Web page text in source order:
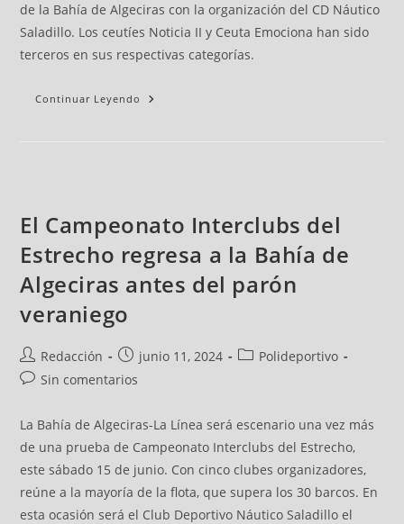
de la Bahía de Algeciras con la organización del CD Náutico
Saladillo. Los ceutíes Noticia II y Ceuta Emociona han sido
terceros en sus respectivas categorías.
Continuar Leyendo
El Campeonato Interclubs del
Estrecho regresa a la Bahía de
Algeciras antes del parón
veraniego
Redacción junio 11, 2024
Polideportivo
Sin comentarios
La Bahía de Algeciras-La Línea será escenario una vez más
de una prueba de Campeonato Interclubs del Estrecho,
este sábado 15 de junio. Con cinco clubes organizadores,
reúne a la mayoría de la flota, que supera los 30 barcos. En
esta ocasión será el Club Deportivo Náutico Saladillo el